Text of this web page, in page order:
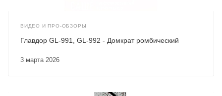
ВИДЕО И ПРО-ОБЗОРЫ
3 марта 2026
Главдор GL-991, GL-992 - Домкрат ромбический